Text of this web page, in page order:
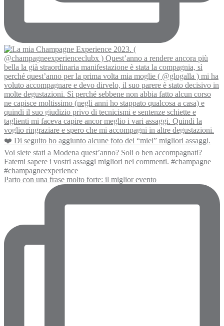
Parto con una frase molto forte: il miglior evento